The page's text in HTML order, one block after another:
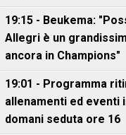
19:15 - Beukema:
Allegri è un
ancora in Champions"
19:01 - Programma
allenamenti ed eventi
domani seduta ore 16